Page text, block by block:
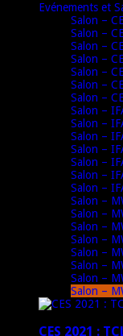
Evénements et
Salon –
Salon –
Salon –
Salon –
Salon –
Salon –
Salon –
Salon –
Salon –
Salon –
Salon –
Salon –
Salon –
Salon –
Salon –
Salon –
Salon –
Salon –
Salon –
Salon –
Salon –
Salon –
CES 2021 :